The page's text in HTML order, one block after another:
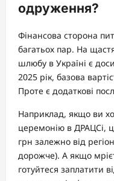
одруження?
Фінансова сторона
багатьох пар. На
шлюбу в Україні є
2025 рік, базова
Проте є додаткові
Наприклад, якщо ви
церемонію в ДРАЦСі,
грн залежно від
дорожче). А якщо
готуйтеся заплатити